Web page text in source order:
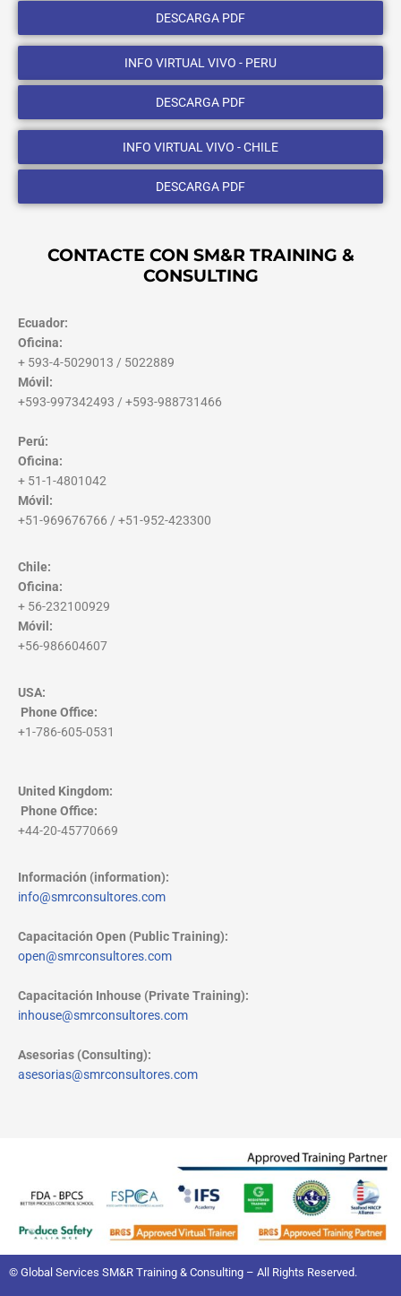
DESCARGA PDF
INFO VIRTUAL VIVO - PERU
DESCARGA PDF
INFO VIRTUAL VIVO - CHILE
DESCARGA PDF
CONTACTE CON SM&R TRAINING &
CONSULTING
Ecuador:
Oficina:
+ 593-4-5029013 / 5022889
Móvil:
+593-997342493 / +593-988731466
Perú:
Oficina:
+ 51-1-4801042
Móvil:
+51-969676766 / +51-952-423300
Chile:
Oficina:
+ 56-232100929
Móvil:
+56-986604607
USA:
Phone Office:
+1-786-605-0531
United Kingdom:
Phone Office:
+44-20-45770669
Información (information):
info@smrconsultores.com
Capacitación Open (Public Training):
open@smrconsultores.com
Capacitación Inhouse (Private Training):
inhouse@smrconsultores.com
Asesorias (Consulting):
asesorias@smrconsultores.com
© Global Services SM&R Training & Consulting – All Rights Reserved.